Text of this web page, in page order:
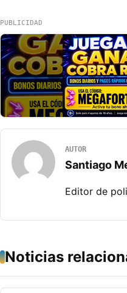
PUBLICIDAD
AUTOR
Santiago
Editor de
Noticias